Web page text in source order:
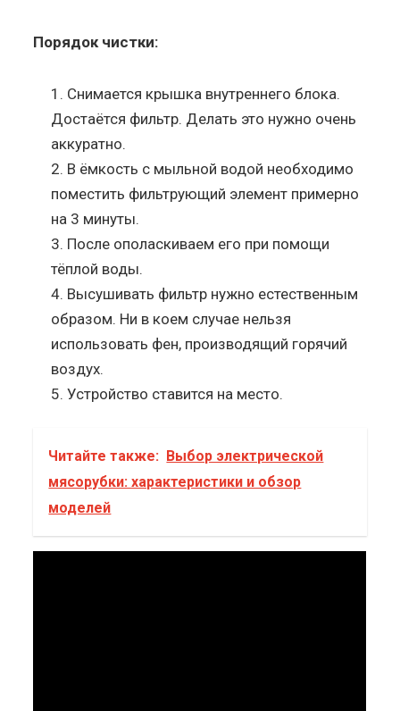
Порядок чистки:
Снимается крышка внутреннего блока.
Достаётся фильтр. Делать это нужно очень
аккуратно.
В ёмкость с мыльной водой необходимо
поместить фильтрующий элемент примерно
на 3 минуты.
После ополаскиваем его при помощи
тёплой воды.
Высушивать фильтр нужно естественным
образом. Ни в коем случае нельзя
использовать фен, производящий горячий
воздух.
Устройство ставится на место.
Читайте также: Выбор электрической
мясорубки: характеристики и обзор
моделей